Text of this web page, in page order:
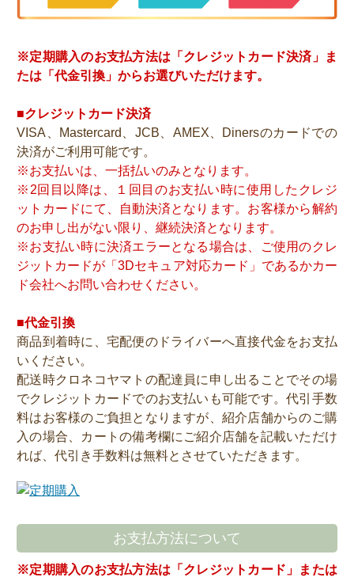
※定期購入のお支払方法は「クレジットカード決済」ま
たは「代金引換」からお選びいただけます。
■クレジットカード決済
VISA、Mastercard、JCB、AMEX、Dinersのカードでの
決済がご利用可能です。
※お支払いは、一括払いのみとなります。
※2回目以降は、１回目のお支払い時に使用したクレジ
ットカードにて、自動決済となります。お客様から解約
のお申し出がない限り、継続決済となります。
※お支払い時に決済エラーとなる場合は、ご使用のクレ
ジットカードが「3Dセキュア対応カード」であるかカー
ド会社へお問い合わせください。
■代金引換
商品到着時に、宅配便のドライバーへ直接代金をお支払
いください。
配送時クロネコヤマトの配達員に申し出ることでその場
でクレジットカードでのお支払いも可能です。代引手数
料はお客様のご負担となりますが、紹介店舗からのご購
入の場合、カートの備考欄にご紹介店舗を記載いただけ
れば、代引き手数料は無料とさせていただきます。
お支払方法について
※定期購入のお支払方法は「クレジットカード」または